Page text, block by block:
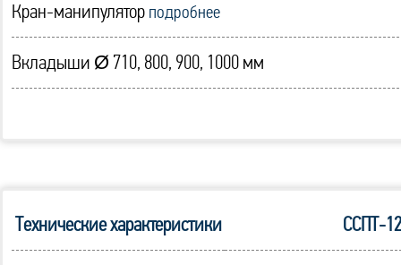
Кран-манипулятор подробнее
Вкладыши Ø 710, 800, 900, 1000 мм
Технические характеристики ССПТ-